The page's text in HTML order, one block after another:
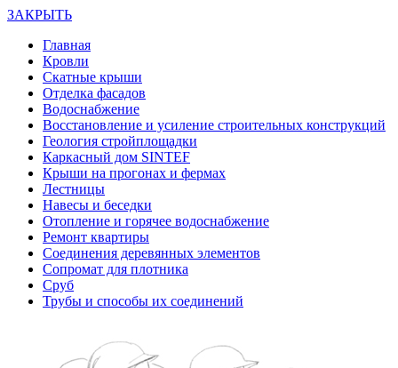
ЗАКРЫТЬ
Главная
Кровли
Скатные крыши
Отделка фасадов
Водоснабжение
Восстановление и усиление строительных конструкций
Геология стройплощадки
Каркасный дом SINTEF
Крыши на прогонах и фермах
Лестницы
Навесы и беседки
Отопление и горячее водоснабжение
Ремонт квартиры
Соединения деревянных элементов
Сопромат для плотника
Сруб
Трубы и способы их соединений